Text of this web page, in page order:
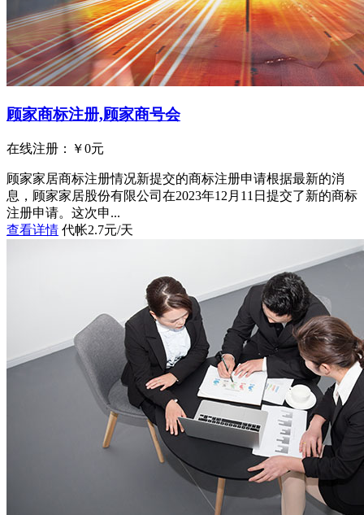
顾家商标注册,顾家商号会
在线注册：￥0元
顾家家居商标注册情况新提交的商标注册申请根据最新的消
息，顾家家居股份有限公司在2023年12月11日提交了新的商标
注册申请。这次申...
查看详情 代帐2.7元/天